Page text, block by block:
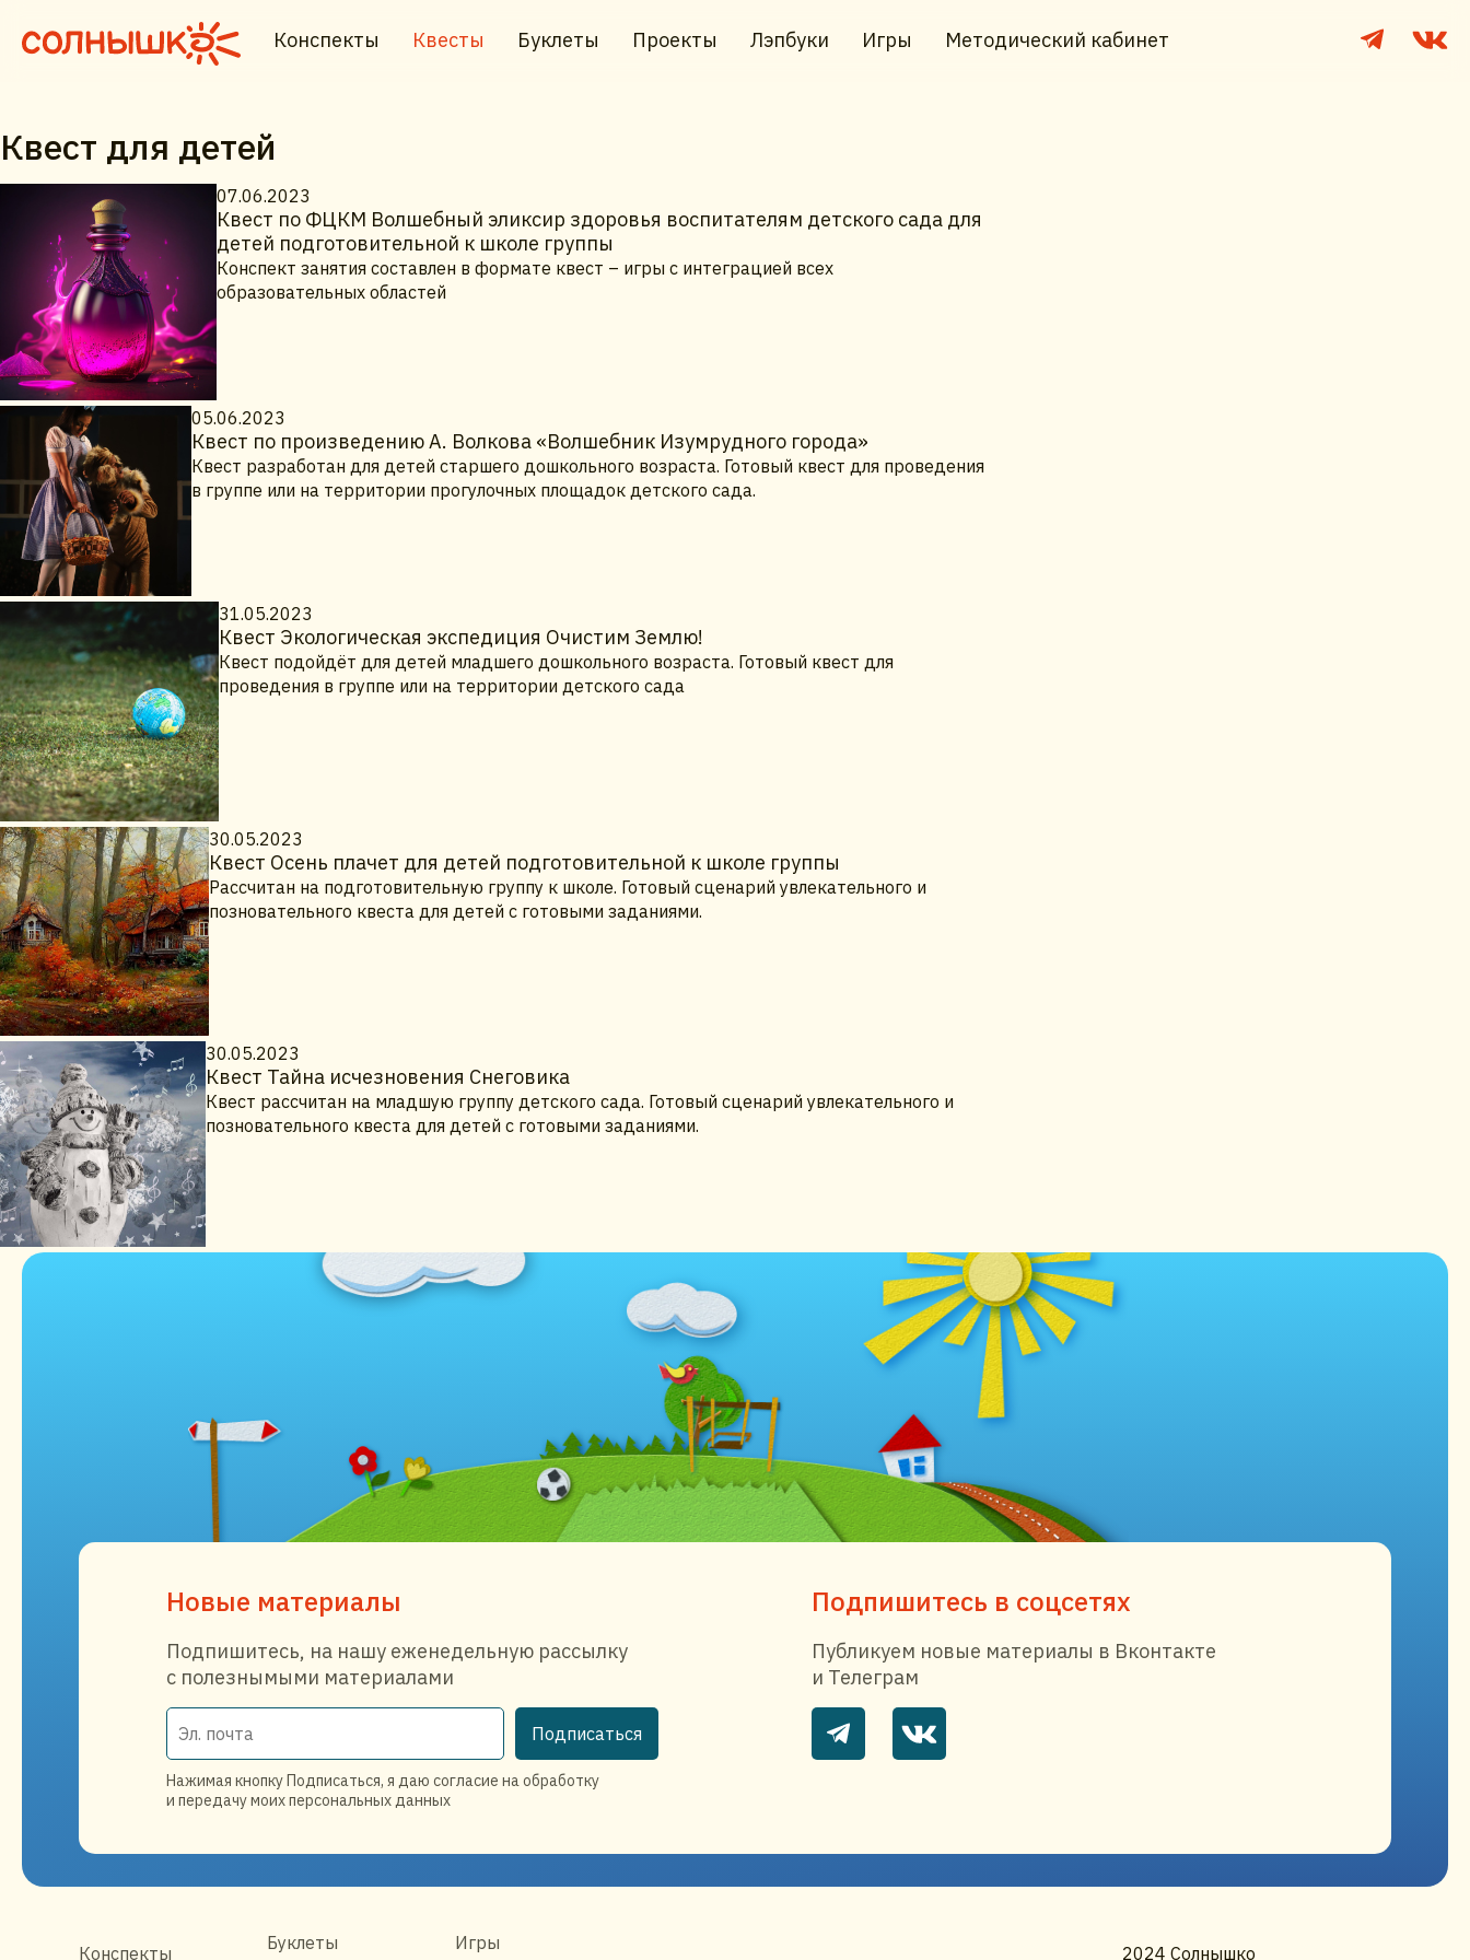
Конспекты Квесты Буклеты Проекты Лэпбуки Игры Методический кабинет
Квест для детей
07.06.2023
Квест по ФЦКМ Волшебный эликсир здоровья воспитателям детского сада для
детей подготовительной к школе группы
Конспект занятия составлен в формате квест – игры с интеграцией всех
образовательных областей
05.06.2023
Квест по произведению А. Волкова «Волшебник Изумрудного города»
Квест разработан для детей старшего дошкольного возраста. Готовый квест для проведения
в группе или на территории прогулочных площадок детского сада.
31.05.2023
Квест Экологическая экспедиция Очистим Землю!
Квест подойдёт для детей младшего дошкольного возраста. Готовый квест для
проведения в группе или на территории детского сада
30.05.2023
Квест Осень плачет для детей подготовительной к школе группы
Рассчитан на подготовительную группу к школе. Готовый сценарий увлекательного и
позновательного квеста для детей с готовыми заданиями.
30.05.2023
Квест Тайна исчезновения Снеговика
Квест рассчитан на младшую группу детского сада. Готовый сценарий увлекательного и
позновательного квеста для детей с готовыми заданиями.
Новые материалы
Подпишитесь, на нашу еженедельную рассылку
с полезнымыми материалами
Подписаться
Нажимая кнопку Подписаться, я даю согласие на обработку
и передачу моих персональных данных
Подпишитесь в соцсетях
Публикуем новые материалы в Вконтакте
и Телеграм
Конспекты Буклеты Игры 2024 Солнышко